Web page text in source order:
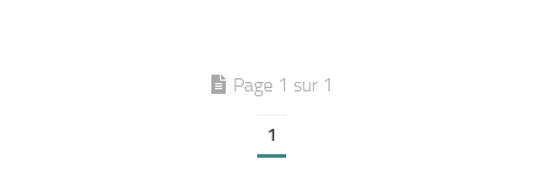
Page 1 sur 1
1